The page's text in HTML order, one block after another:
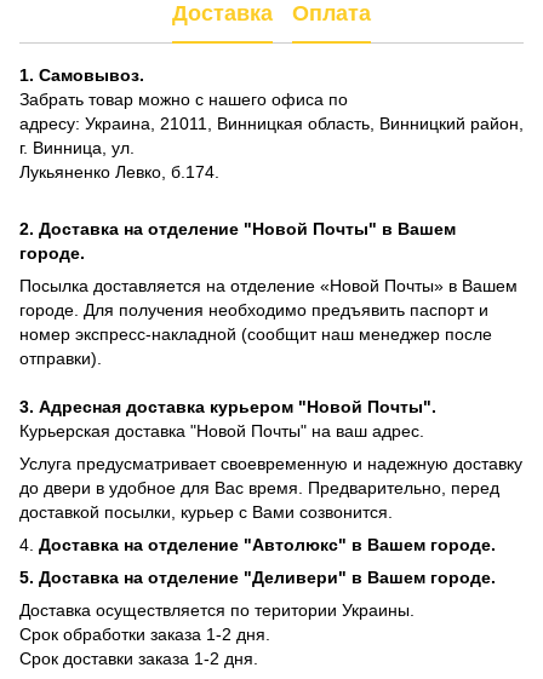
Доставка Оплата
1. Самовывоз.
Забрать товар можно с нашего офиса по
адресу: Украина, 21011, Винницкая область, Винницкий район,
г. Винница, ул.
Лукьяненко Левко, б.174.
2. Доставка на отделение "Новой Почты" в Вашем
городе.
Посылка доставляется на отделение «Новой Почты» в Вашем
городе. Для получения необходимо предъявить паспорт и
номер экспресс-накладной (сообщит наш менеджер после
отправки).
3. Адресная доставка курьером "Новой Почты".
Курьерская доставка "Новой Почты" на ваш адрес.
Услуга предусматривает своевременную и надежную доставку
до двери в удобное для Вас время. Предварительно, перед
доставкой посылки, курьер с Вами созвонится.
4. Доставка на отделение "Автолюкс" в Вашем городе.
5. Доставка на отделение "Деливери" в Вашем городе.
Доставка осуществляется по територии Украины.
Срок обработки заказа 1-2 дня.
​​Срок доставки заказа 1-2 дня.